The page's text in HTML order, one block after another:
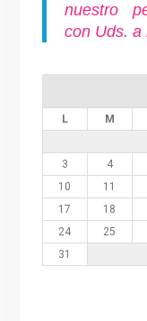
nuestro
con Uds. a
L M
3
4
10
11
17
18
24
25
31